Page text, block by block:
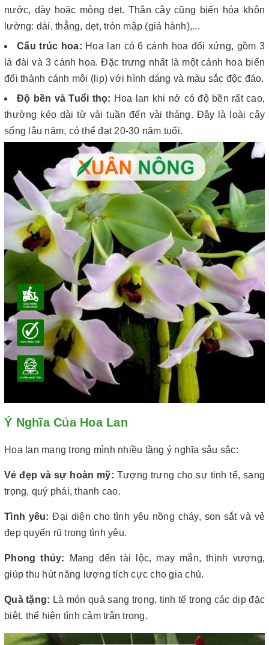
nước, dày hoặc mỏng dẹt. Thân cây cũng biến hóa khôn
lường: dài, thẳng, dẹt, tròn mập (giả hành),...
Cấu trúc hoa: Hoa lan có 6 cánh hoa đối xứng, gồm 3
lá đài và 3 cánh hoa. Đặc trưng nhất là một cánh hoa biến
đổi thành cánh môi (lip) với hình dáng và màu sắc độc đáo.
Độ bền và Tuổi thọ: Hoa lan khi nở có độ bền rất cao,
thường kéo dài từ vài tuần đến vài tháng. Đây là loài cây
sống lâu năm, có thể đạt 20-30 năm tuổi.
Ý Nghĩa Của Hoa Lan
Hoa lan mang trong mình nhiều tầng ý nghĩa sâu sắc:
Vẻ đẹp và sự hoàn mỹ: Tượng trưng cho sự tinh tế, sang
trọng, quý phái, thanh cao.
Tình yêu: Đại diện cho tình yêu nồng cháy, son sắt và vẻ
đẹp quyến rũ trong tình yêu.
Phong thủy: Mang đến tài lộc, may mắn, thịnh vượng,
giúp thu hút năng lượng tích cực cho gia chủ.
Quà tặng: Là món quà sang trọng, tinh tế trong các dịp đặc
biệt, thể hiện tình cảm trân trọng.